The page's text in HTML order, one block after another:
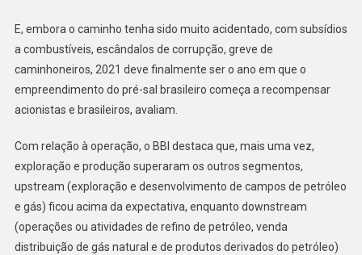
E, embora o caminho tenha sido muito acidentado, com subsídios
a combustíveis, escândalos de corrupção, greve de
caminhoneiros, 2021 deve finalmente ser o ano em que o
empreendimento do pré-sal brasileiro começa a recompensar
acionistas e brasileiros, avaliam.
Com relação à operação, o BBI destaca que, mais uma vez,
exploração e produção superaram os outros segmentos,
upstream (exploração e desenvolvimento de campos de petróleo
e gás) ficou acima da expectativa, enquanto downstream
(operações ou atividades de refino de petróleo, venda
distribuição de gás natural e de produtos derivados do petróleo)